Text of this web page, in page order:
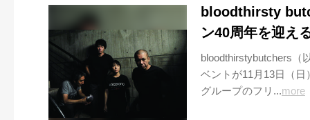
bloodthirsty
ン40周年を迎え
bloodthirstybutchers（
ベントが11月13日（
グループのフリ...more